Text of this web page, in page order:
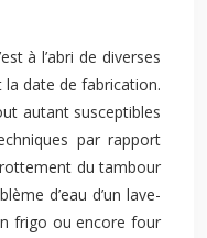
à l’abri de diverses
date de fabrication.
autant susceptibles
par rapport
du tambour
d’eau d’un lave-
frigo ou encore four